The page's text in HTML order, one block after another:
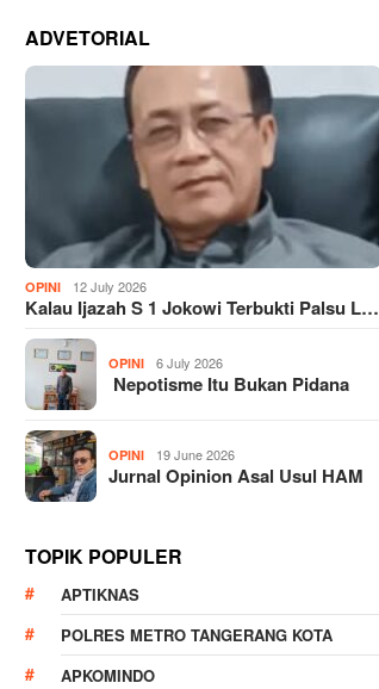
ADVETORIAL
OPINI 12 July 2026
Kalau Ijazah S 1 Jokowi Terbukti Palsu L…
OPINI 6 July 2026
Nepotisme Itu Bukan Pidana
OPINI 19 June 2026
Jurnal Opinion Asal Usul HAM
TOPIK POPULER
APTIKNAS
POLRES METRO TANGERANG KOTA
APKOMINDO